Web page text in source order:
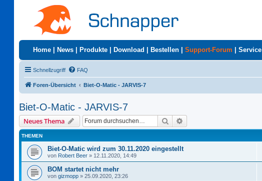
Home News Produkte Download Bestellen Support-Forum Service
Schnellzugriff FAQ
Foren-Übersicht Biet-O-Matic - JARVIS-7
Biet-O-Matic - JARVIS-7
Neues Thema Suche
THEMEN
Biet-O-Matic wird zum 30.11.2020 eingestellt
von Robert Beer » 12.11.2020, 14:49
BOM startet nicht mehr
von gizmopp » 25.09.2020, 23:26